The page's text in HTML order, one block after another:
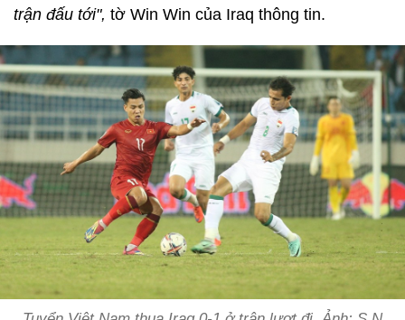
trận đấu tới", tờ Win Win của Iraq thông tin.